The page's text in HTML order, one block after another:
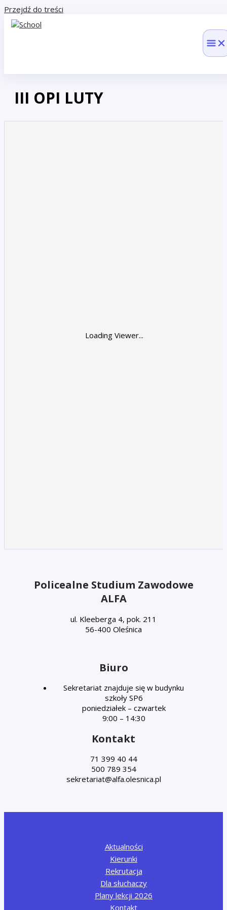
Przejdź do treści
III OPI LUTY
Loading Viewer...
Policealne Studium Zawodowe
ALFA
ul. Kleeberga 4, pok. 211
56-400 Oleśnica
Biuro
Sekretariat znajduje się w budynku
szkoły SP6
poniedziałek – czwartek
9:00 – 14:30
Kontakt
71 399 40 44
500 789 354
Aktualności
Kierunki
Rekrutacja
Dla słuchaczy
Plany lekcji 2026
Kontakt